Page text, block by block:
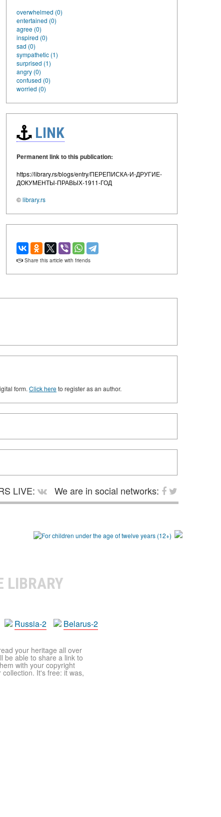
overwhelmed (0)
entertained (0)
agree (0)
inspired (0)
sad (0)
sympathetic (1)
surprised (1)
angry (0)
confused (0)
worried (0)
LINK
Permanent link to this publication:
https://library.rs/blogs/entry/ПЕРЕПИСКА-И-ДРУГИЕ-
ДОКУМЕНТЫ-ПРАВЫХ-1911-ГОД
©library.rs
Share this article with friends
form. Click hereto register as an author.
LIVE:
We are in social networks:
LIBRARY
Russia-2 Belarus-2
your heritage all over
be able to share a link to
with your copyright
It's free: it was,